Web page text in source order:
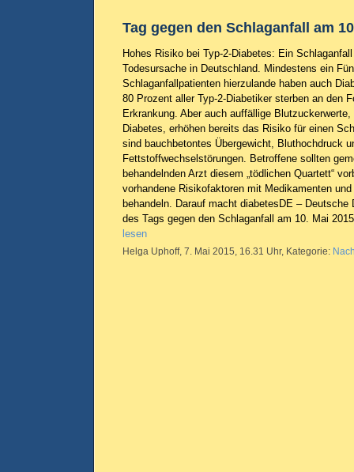
Tag gegen den Schlaganfall am
Hohes Risiko bei Typ-2-Diabetes: Ein
Todesursache in Deutschland. Mindestens ein
Schlaganfallpatienten hierzulande haben auch
80 Prozent aller Typ-2-Diabetiker sterben an den
Erkrankung. Aber auch auffällige
Diabetes, erhöhen bereits das Risiko für einen
sind bauchbetontes Übergewicht, Bluthochdruck
Fettstoffwechselstörungen. Betroffene sollten
behandelnden Arzt diesem „tödlichen Quartett“
vorhandene Risikofaktoren mit Medikamenten
behandeln. Darauf macht diabetesDE –
des Tags gegen den Schlaganfall am 10. Mai
lesen
Helga Uphoff, 7. Mai 2015, 16.31 Uhr, Kategorie: